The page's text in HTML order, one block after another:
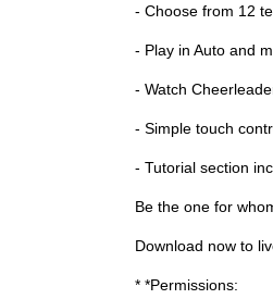
- Choose from 12
- Play in Auto and
- Watch
- Simple touch
- Tutorial section
Be the one for
Download now to
* *Permissions: